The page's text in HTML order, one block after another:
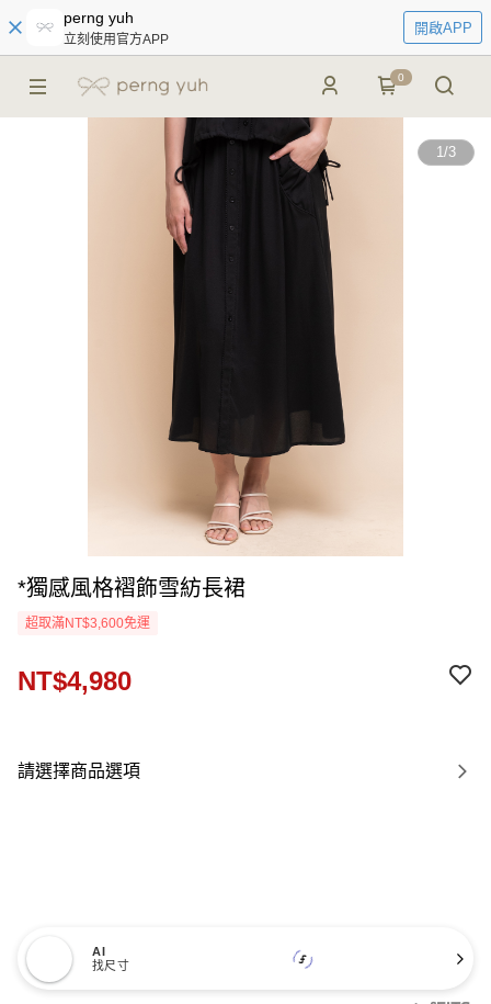
perng yuh
立刻使用官方APP
開啟APP
0
1/3
*獨感風格褶飾雪紡長裙
超取滿NT$3,600免運
NT$4,980
請選擇商品選項
AI
找尺寸